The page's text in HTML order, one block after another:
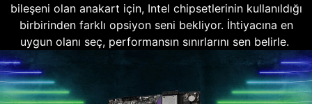
bileşeni olan anakart için, Intel chipsetlerinin kullanıldığı
birbirinden farklı opsiyon seni bekliyor. İhtiyacına en
uygun olanı seç, performansın sınırlarını sen belirle.